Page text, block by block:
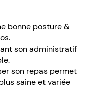
bonne posture &
son administratif
son repas permet
saine et variée